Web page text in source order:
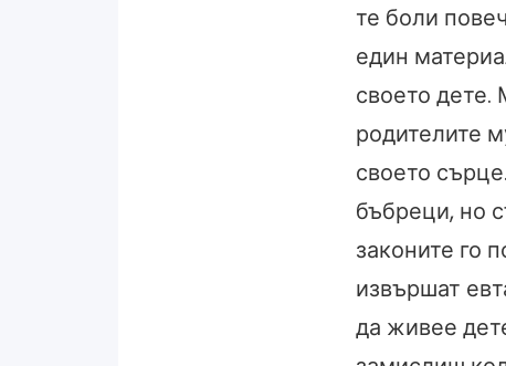
те боли
един
своето
родителите
своето
бъбреци, но
законите го
извършат
да живее